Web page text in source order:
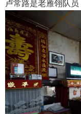
卢常路是老雁翎队员